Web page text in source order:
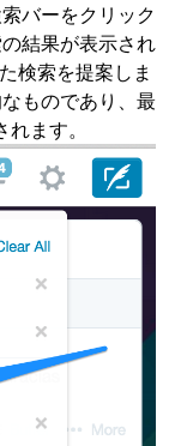
バーをクリック
結果が表示され
検索を提案しま
ものであり、最
ます。